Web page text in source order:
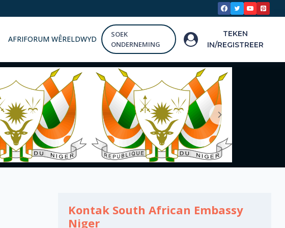
AFRIFORUM WÊRELDWYD
SOEK
ONDERNEMING
TEKEN
IN/REGISTREER
Kontak South African Embassy
Niger